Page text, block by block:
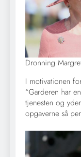
Dronning
I motivationen
“Garderen har
tjenesten og
opgaverne så